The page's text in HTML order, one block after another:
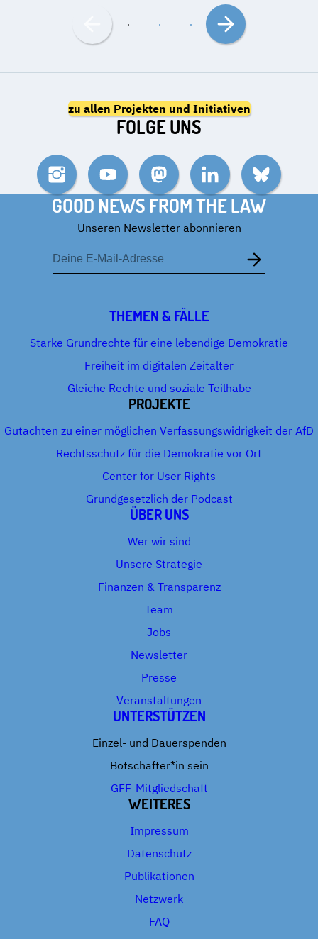
Nach
links
Nach
rechts
zu allen Projekten und Initiativen
FOLGE UNS
InstagramYouTube MastodonLinkedIn Bluesky
GOOD NEWS FROM THE LAW
Unseren Newsletter abonnieren
E-
Mail-
Adresse
THEMEN & FÄLLE
Starke Grundrechte für eine lebendige Demokratie
Freiheit im digitalen Zeitalter
Gleiche Rechte und soziale Teilhabe
PROJEKTE
Gutachten zu einer möglichen Verfassungswidrigkeit der AfD
Rechtsschutz für die Demokratie vor Ort
Center for User Rights
Grundgesetzlich der Podcast
ÜBER UNS
Wer wir sind
Unsere Strategie
Finanzen & Transparenz
Team
Jobs
Newsletter
Presse
Veranstaltungen
UNTERSTÜTZEN
Einzel- und Dauerspenden
Botschafter*in sein
GFF-Mitgliedschaft
WEITERES
Impressum
Datenschutz
Publikationen
Netzwerk
FAQ